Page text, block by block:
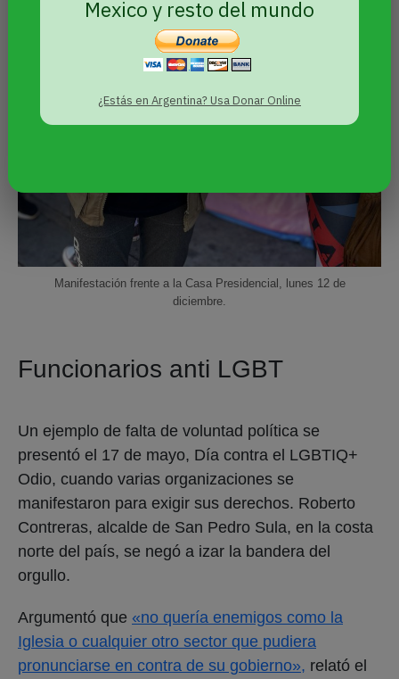
Mexico y resto del mundo
¿Estás en Argentina? Usa Donar Online
Manifestación frente a la Casa Presidencial, lunes 12 de
diciembre.
Funcionarios anti LGBT
Un ejemplo de falta de voluntad política se
presentó el 17 de mayo, Día contra el LGBTIQ+
Odio, cuando varias organizaciones se
manifestaron para exigir sus derechos. Roberto
Contreras, alcalde de San Pedro Sula, en la costa
norte del país, se negó a izar la bandera del
orgullo.
Argumentó que «no quería enemigos como la
Iglesia o cualquier otro sector que pudiera
pronunciarse en contra de su gobierno», relató el